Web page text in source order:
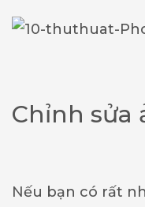
Chỉnh sửa
Nếu bạn có rất